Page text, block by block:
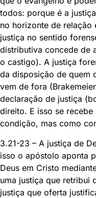
todos: porque é a
no horizonte de relação
justiça no sentido
distributiva concede de
o castigo). A justiça
da disposição de quem
vem de fora
declaração de justiça
direito. E isso se
condição, mas como
3.21-23 – A justiça de
isso o apóstolo aponta
Deus em Cristo
uma justiça que retribui
justiça que oferta